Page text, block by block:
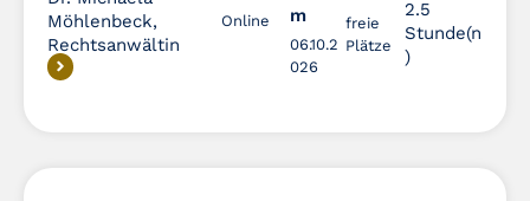
Möhlenbeck,
Rechtsanwältin
Online
m
06.10.2
026
freie
Plätze
2.5
Stunde(n
)